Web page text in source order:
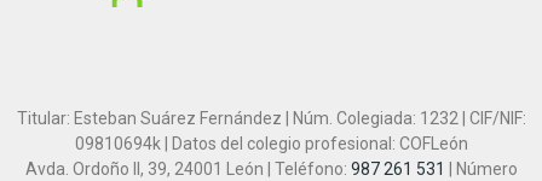
Titular: Esteban Suárez Fernández | Núm. Colegiada: 1232 | CIF/NIF:
09810694k | Datos del colegio profesional: COFLeón
Avda. Ordoño II, 39, 24001 León | Teléfono: 987 261 531
| Número